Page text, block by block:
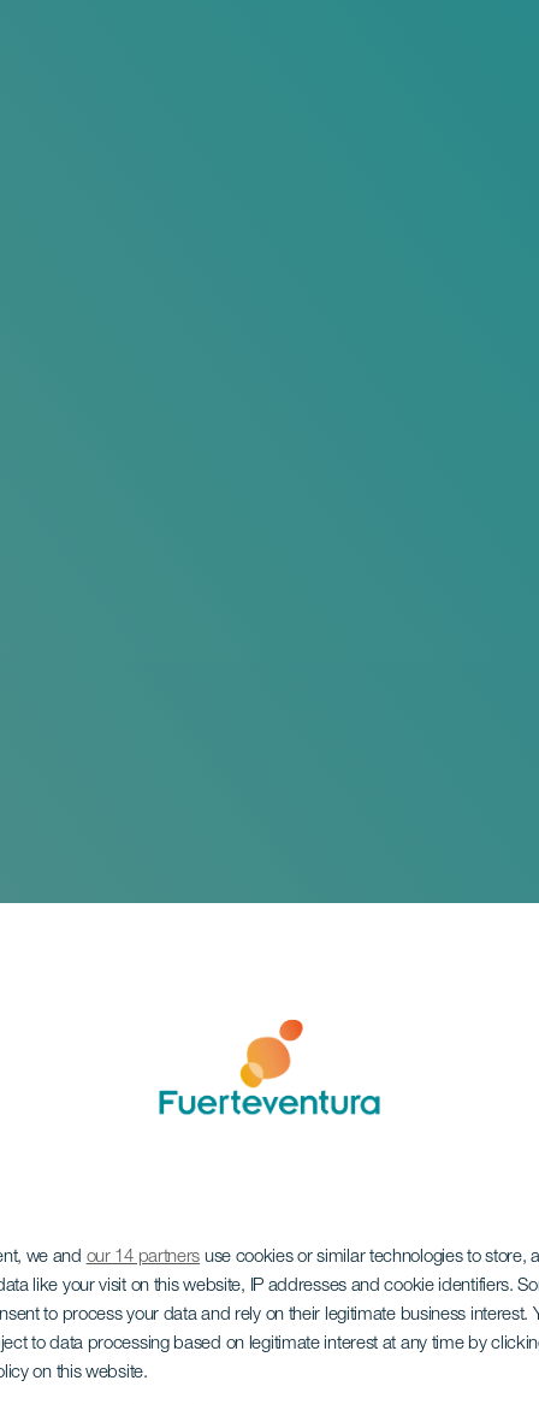
we and our 14 partners use cookies or similar technologies to store,
like your visit on this website, IP addresses and cookie identifiers.
to process your data and rely on their legitimate business interest.
to data processing based on legitimate interest at any time by
on this website.
el cielo,